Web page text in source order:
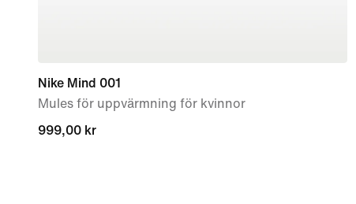
Nike Mind 001
Mules för uppvärmning för kvinnor
999,00 kr
999,00 kr